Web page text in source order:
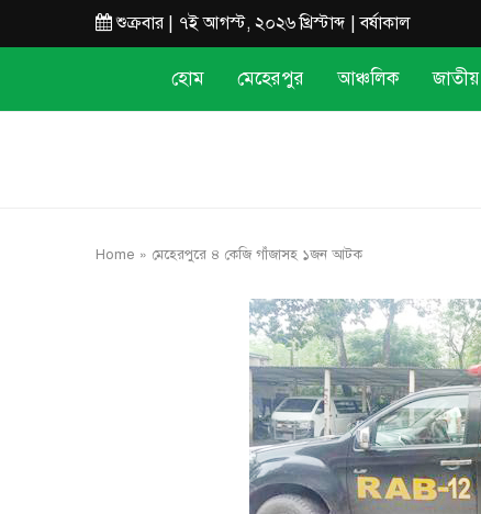
শুক্রবার | ৭ই আগস্ট, ২০২৬ খ্রিস্টাব্দ | বর্ষাকাল
হোম মেহেরপুর আঞ্চলিক জাতীয়
Home » মেহেরপুরে ৪ কেজি গাঁজাসহ ১জন আটক